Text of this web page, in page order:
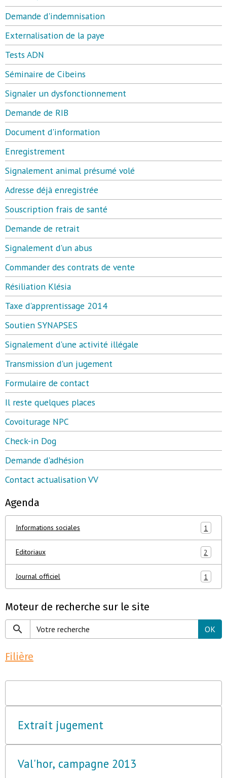
Demande d'indemnisation
Externalisation de la paye
Tests ADN
Séminaire de Cibeins
Signaler un dysfonctionnement
Demande de RIB
Document d'information
Enregistrement
Signalement animal présumé volé
Adresse déjà enregistrée
Souscription frais de santé
Demande de retrait
Signalement d'un abus
Commander des contrats de vente
Résiliation Klésia
Taxe d'apprentissage 2014
Soutien SYNAPSES
Signalement d'une activité illégale
Transmission d'un jugement
Formulaire de contact
Il reste quelques places
Covoiturage NPC
Check-in Dog
Demande d'adhésion
Contact actualisation VV
Agenda
Informations sociales 1
Editoriaux 2
Journal officiel 1
Moteur de recherche sur le site
OK
Filière
Extrait jugement
Val'hor, campagne 2013